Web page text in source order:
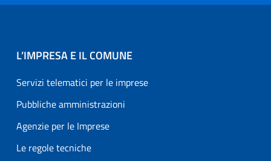
L’IMPRESA E IL COMUNE
Servizi telematici per le imprese
Pubbliche amministrazioni
Agenzie per le Imprese
Le regole tecniche